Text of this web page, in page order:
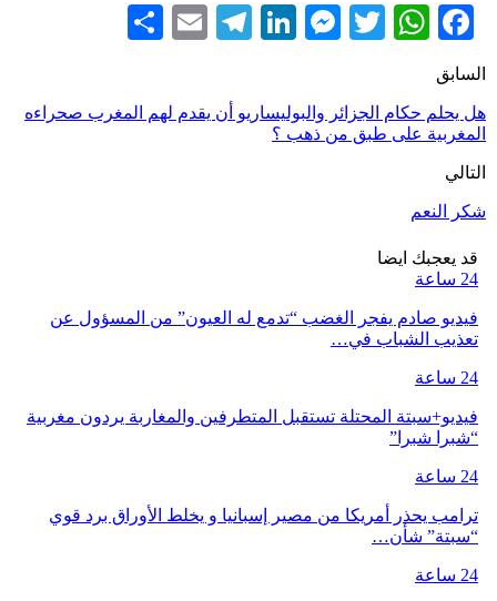
Facebook
WhatsApp
Twitter
Messenger
LinkedIn
Telegram
Email
السابق
هل يحلم حكام الجزائر والبوليساريو أن يقدم لهم المغرب صحراءه
المغربية على طبق من ذهب ؟
التالي
شكر النعم
قد يعجبك ايضا
24 ساعة
فيديو صادم يفجر الغضب “تدمع له العيون” من المسؤول عن
تعذيب الشباب في…
24 ساعة
فيديو+سبتة المحتلة تستقبل المتطرفين والمغاربة يردون مغربية
“شبرا شبرا”
24 ساعة
ترامب يحذر أمريكا من مصير إسبانيا و يخلط الأوراق برد قوي
“سبتة” شأن…
24 ساعة